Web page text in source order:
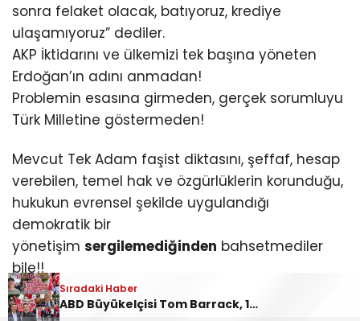
sonra felaket olacak, batıyoruz, krediye
ulaşamıyoruz” dediler.
AKP İktidarını ve ülkemizi tek başına yöneten
Erdoğan’ın adını anmadan!
Problemin esasına girmeden, gerçek sorumluyu
Türk Milletine göstermeden!
Mevcut Tek Adam faşist diktasını, şeffaf, hesap
verebilen, temel hak ve özgürlüklerin korunduğu,
hukukun evrensel şekilde uygulandığı
demokratik bir
yönetişim sergilemediğinden bahsetmediler
bile!!
Sabah şerifleriniz hayırlı olsun İş Dünyası, siz yeni
Sıradaki Haber
ABD Büyükelçisi Tom Barrack, 19 Mayıs’ta Ankara’da protesto edildi: “Barrack evine dön!”